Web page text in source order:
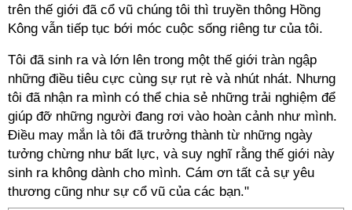
trên thế giới đã cổ vũ chúng tôi thì truyền thông Hồng
Kông vẫn tiếp tục bới móc cuộc sống riêng tư của tôi.
Tôi đã sinh ra và lớn lên trong một thế giới tràn ngập
những điều tiêu cực cùng sự rụt rè và nhút nhát. Nhưng
tôi đã nhận ra mình có thể chia sẻ những trải nghiệm để
giúp đỡ những người đang rơi vào hoàn cảnh như mình.
Điều may mắn là tôi đã trưởng thành từ những ngày
tưởng chừng như bất lực, và suy nghĩ rằng thế giới này
sinh ra không dành cho mình. Cám ơn tất cả sự yêu
thương cũng như sự cổ vũ của các bạn."